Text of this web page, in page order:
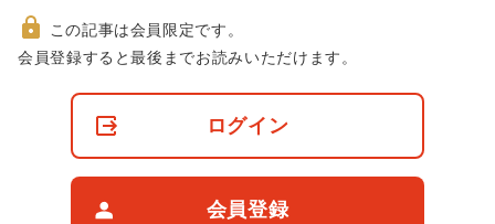
非
この記事は会員限定です。
会員登録すると最後までお読みいただけます。
ログイン
会員登録